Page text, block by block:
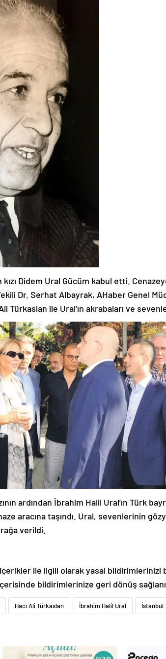
kızı Didem Ural Gücüm kabul etti.
Dr. Serhat Albayrak, AHaber Genel
Türkaslan ile Ural’ın akrabaları ve
ardından İbrahim Halil Ural’ın Türk
aracına taşındı. Ural, sevenlerinin
verildi.
ile ilgili olarak yasal bildirimlerinizi
bildirimlerinize geri dönüş
Hacı Ali Türkaslan İbrahim Halil Ural İstanbul